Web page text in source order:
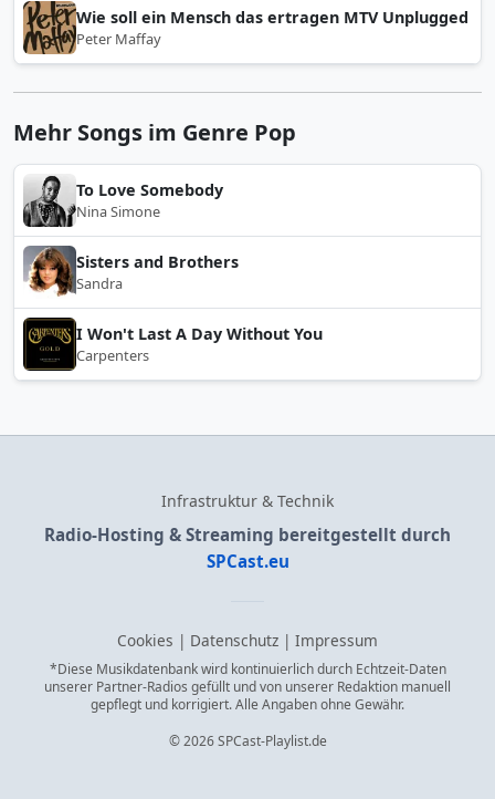
Wie soll ein Mensch das ertragen MTV Unplugged
Peter Maffay
Mehr Songs im Genre Pop
To Love Somebody
Nina Simone
Sisters and Brothers
Sandra
I Won't Last A Day Without You
Carpenters
Infrastruktur & Technik
Radio-Hosting & Streaming bereitgestellt durch
SPCast.eu
Cookies | Datenschutz | Impressum
*Diese Musikdatenbank wird kontinuierlich durch Echtzeit-Daten
unserer Partner-Radios gefüllt und von unserer Redaktion manuell
gepflegt und korrigiert. Alle Angaben ohne Gewähr.
© 2026 SPCast-Playlist.de